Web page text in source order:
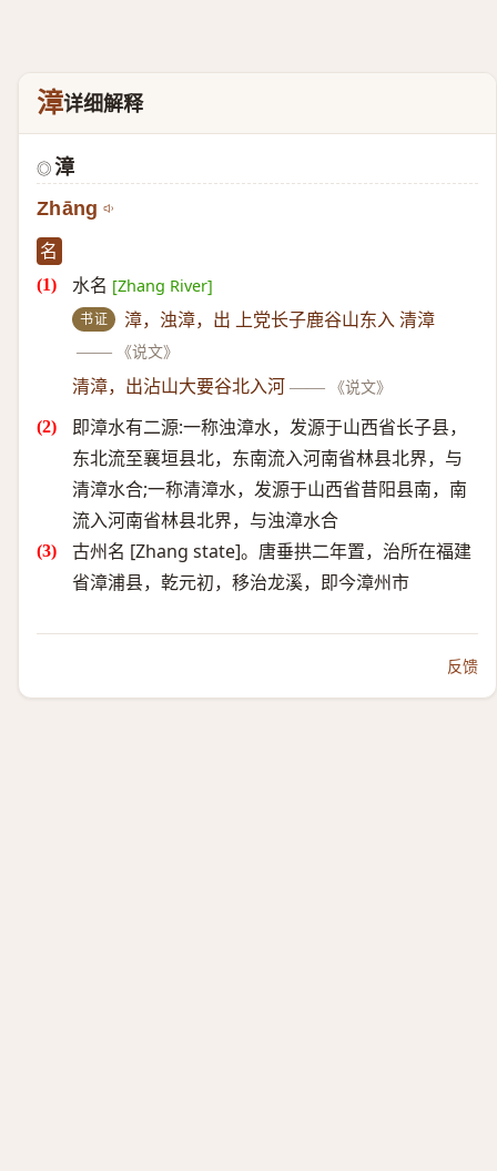
漳详细解释
◎ 漳
Zhāng
名
水名 [Zhang River]
书证
漳，浊漳，出 上党长子鹿谷山东入 清漳
——
《说文》
清漳，出沾山大要谷北入河 —— 《说文》
即漳水有二源:一称浊漳水，发源于山西省长子县，
东北流至襄垣县北，东南流入河南省林县北界，与
清漳水合;一称清漳水，发源于山西省昔阳县南，南
流入河南省林县北界，与浊漳水合
古州名 [Zhang state]。唐垂拱二年置，治所在福建
省漳浦县，乾元初，移治龙溪，即今漳州市
反馈